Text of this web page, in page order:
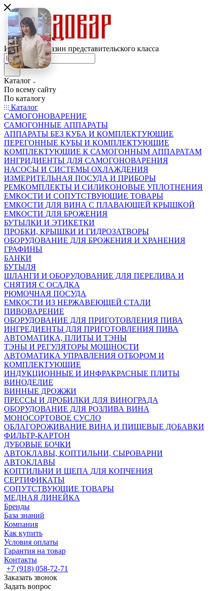
Интернет-магазин представительского класса
Каталог
По всему сайту
По каталогу
Каталог
САМОГОНОВАРЕНИЕ
САМОГОННЫЕ АППАРАТЫ
АППАРАТЫ БЕЗ КУБА И КОМПЛЕКТУЮЩИЕ
ПЕРЕГОННЫЕ КУБЫ И КОМПЛЕКТУЮЩИЕ
КОМПЛЕКТУЮЩИЕ К САМОГОННЫМ АППАРАТАМ
ИНГРИДИЕНТЫ ДЛЯ САМОГОНОВАРЕНИЯ
НАСОСЫ И СИСТЕМЫ ОХЛАЖДЕНИЯ
ИЗМЕРИТЕЛЬНАЯ ПОСУДА И ПРИБОРЫ
РЕМКОМПЛЕКТЫ И СИЛИКОНОВЫЕ УПЛОТНЕНИЯ
ЕМКОСТИ И СОПУТСТВУЮЩИЕ ТОВАРЫ
ЕМКОСТИ ДЛЯ ВИНА С ПЛАВАЮЩЕЙ КРЫШКОЙ
ЕМКОСТИ ДЛЯ БРОЖЕНИЯ
БУТЫЛКИ И ЭТИКЕТКИ
ПРОБКИ, КРЫШКИ И ГИДРОЗАТВОРЫ
ОБОРУДОВАНИЕ ДЛЯ БРОЖЕНИЯ И ХРАНЕНИЯ
ГРАФИНЫ
БАНКИ
БУТЫЛЯ
ШЛАНГИ И ОБОРУДОВАНИЕ ДЛЯ ПЕРЕЛИВА И
СНЯТИЯ С ОСАДКА
РЮМОЧНАЯ ПОСУДА
ЕМКОСТИ ИЗ НЕРЖАВЕЮЩЕЙ СТАЛИ
ПИВОВАРЕНИЕ
ОБОРУДОВАНИЕ ДЛЯ ПРИГОТОВЛЕНИЯ ПИВА
ИНГPЕДИЕНТЫ ДЛЯ ПРИГОТОВЛЕНИЯ ПИВА
АВТОМАТИКА, ПЛИТЫ И ТЭНЫ
ТЭНЫ И РЕГУЛЯТОРЫ МОЩНОСТИ
АВТОМАТИКА УПРАВЛЕНИЯ ОТБОРОМ И
КОМПЛЕКТУЮЩИЕ
ИНДУКЦИОННЫЕ И ИНФРАКРАСНЫЕ ПЛИТЫ
ВИНОДЕЛИЕ
ВИННЫЕ ДРОЖЖИ
ПРЕССЫ И ДРОБИЛКИ ДЛЯ ВИНОГРАДА
ОБОРУДОВАНИЕ ДЛЯ РОЗЛИВА ВИНА
МОНОСОРТОВОЕ СУСЛО
ОБЛАГОРОЖИВАНИЕ ВИНА И ПИЩЕВЫЕ ДОБАВКИ
ФИЛЬТР-КАРТОН
ДУБОВЫЕ БОЧКИ
АВТОКЛАВЫ, КОПТИЛЬНИ, СЫРОВАРНИ
АВТОКЛАВЫ
КОПТИЛЬНИ И ЩЕПА ДЛЯ КОПЧЕНИЯ
СЕРТИФИКАТЫ
СОПУТСТВУЮЩИЕ ТОВАРЫ
МЕДНАЯ ЛИНЕЙКА
Бренды
База знаний
Компания
Как купить
Условия оплаты
Гарантия на товар
Контакты
+7 (918) 058-72-71
Заказать звонок
Задать вопрос